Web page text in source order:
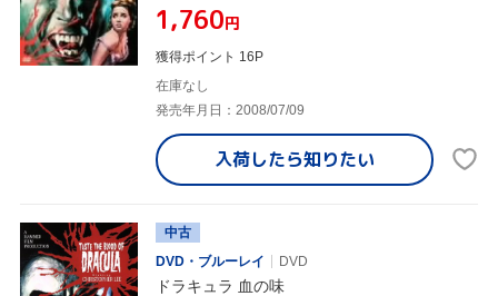
¥1,760円
獲得ポイント 16P
在庫なし
発売年月日：2008/07/09
入荷したら知りたい
中古
DVD・ブルーレイ
DVD
ドラキュラ 血の味